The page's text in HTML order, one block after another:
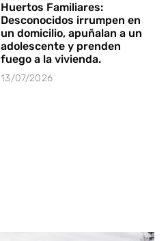
Huertos Familiares:
Desconocidos irrumpen en
un domicilio, apuñalan a un
adolescente y prenden
fuego a la vivienda.
13/07/2026